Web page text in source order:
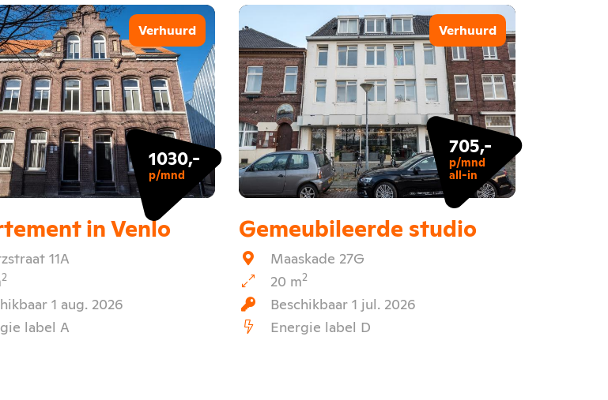
Verhuurd
1030,-
p/mnd
in Venlo
11A
2
1 aug. 2026
label A
Verhuurd
705,-
p/mnd
all-in
Gemeubileerde studio
Maaskade 27G
20 m2
Beschikbaar 1 jul. 2026
Energie label D